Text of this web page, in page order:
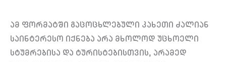
ამ ფორმატში გაცოცხლებული კახეთი ძალიან
საინტერესო იქნება არა მხოლოდ უცხოელი
სტუმრებისა და ტურისტებისთვის, არამედ